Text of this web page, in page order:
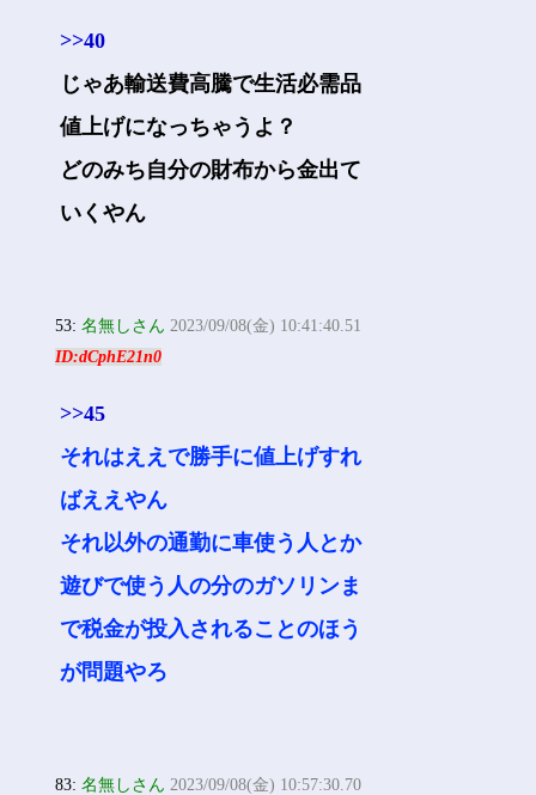
>>40
じゃあ輸送費高騰で生活必需品
値上げになっちゃうよ？
どのみち自分の財布から金出て
いくやん
53:名無しさん 2023/09/08(金) 10:41:40.51
ID:dCphE21n0
>>45
それはええで勝手に値上げすれ
ばええやん
それ以外の通勤に車使う人とか
遊びで使う人の分のガソリンま
で税金が投入されることのほう
が問題やろ
83:名無しさん 2023/09/08(金) 10:57:30.70